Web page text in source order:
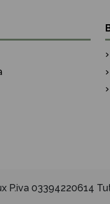
P.iva 03394220614